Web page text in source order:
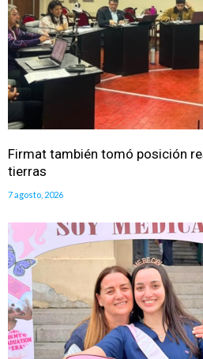
Firmat también tomó posición
tierras
7 agosto, 2026